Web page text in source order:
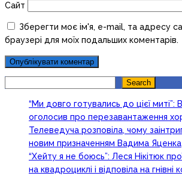
Сайт
Зберегти моє ім'я, e-mail, та адресу
браузері для моїх подальших коментарів.
Search
“Ми довго готувались до цієї
оголосив про перезавантаження
Телеведуча розповіла, чому
новим призначенням Вадима Яценка
“Хейту я не боюсь”: Леся Нікітюк
на квадроциклі і відповіла на гнівні